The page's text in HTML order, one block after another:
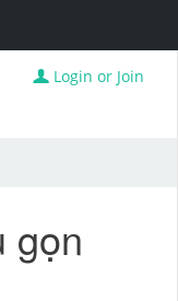
Login or Join
gọn